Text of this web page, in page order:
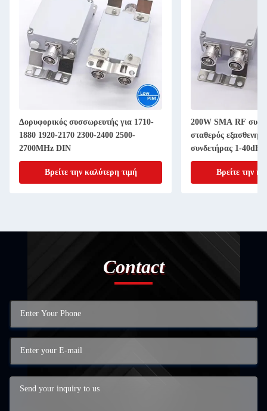
Δορυφορικός συσσωρευτής για 1710-
1880 1920-2170 2300-2400 2500-
2700MHz DIN
Βρείτε την καλύτερη τιμή
200W SMA RF
σταθερός
συνδετήρας 1-40dB
Βρείτε την
Contact